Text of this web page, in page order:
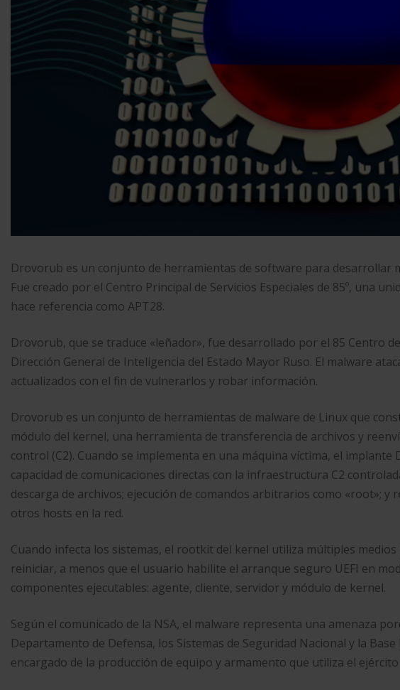
Drovorub es un conjunto de herramientas de software para desarrollar
Fue creado por el Centro Principal de Servicios Especiales de 85º, una
hace referencia como APT28.
Drovorub, que se traduce «leñador», fue desarrollado por el 85 Centro de
Dirección General de Inteligencia del Estado Mayor Ruso. El malware
actualizados con el fin de vulnerarlos y robar información.
Drovorub es un conjunto de herramientas de malware de Linux que
módulo del kernel, una herramienta de transferencia de archivos y
control (C2). Cuando se implementa en una máquina víctima, el
capacidad de comunicaciones directas con la infraestructura C2
descarga de archivos; ejecución de comandos arbitrarios como «root»; y
otros hosts en la red.
Cuando infecta los sistemas, el rootkit del kernel utiliza múltiples
reiniciar, a menos que el usuario habilite el arranque seguro UEFI en
componentes ejecutables: agente, cliente, servidor y módulo de kernel.
Según el comunicado de la NSA, el malware representa una amenaza
Departamento de Defensa, los Sistemas de Seguridad Nacional y la
encargado de la producción de equipo y armamento que utiliza el ejército